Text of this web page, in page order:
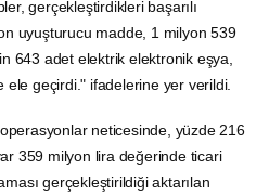
gerçekleştirdikleri başarılı
uyuşturucu madde, 1 milyon 539
643 adet elektrik elektronik eşya,
ele geçirdi." ifadelerine yer verildi.
neticesinde, yüzde 216
359 milyon lira değerinde ticari
gerçekleştirildiği aktarılan